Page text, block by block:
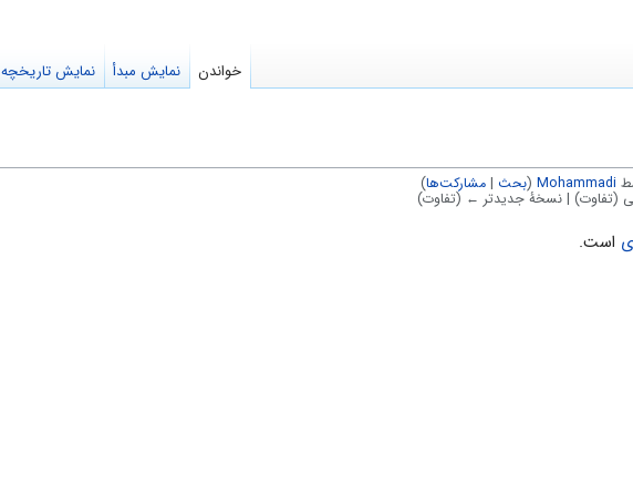
Mohammadi
(بحث |مشارکت‌ها)
(تفاوت) | نسخهٔ جدیدتر ← (تفاوت)
است.
خواندن نمایش مبدأ نمایش تاریخچه